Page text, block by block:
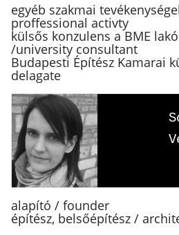
egyéb szakmai
proffessional activty
külsős konzulens a BME
/university consultant
Budapesti Építész Kamarai
delagate
alapító / founder
építész, belsőépítész /